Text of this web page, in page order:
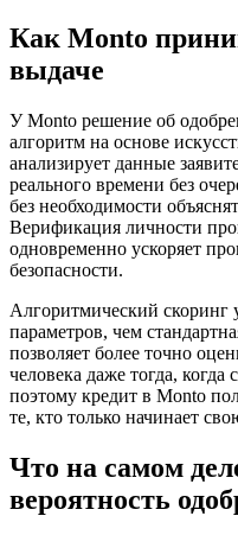
Как Monto
выдаче
У Monto решение об
алгоритм на основе
анализирует данные
реального времени без
без необходимости
Верификация личности
одновременно ускоряет
безопасности.
Алгоритмический скоринг
параметров, чем
позволяет более точно
человека даже тогда,
поэтому кредит в Monto
те, кто только начинает
Что на самом
вероятность